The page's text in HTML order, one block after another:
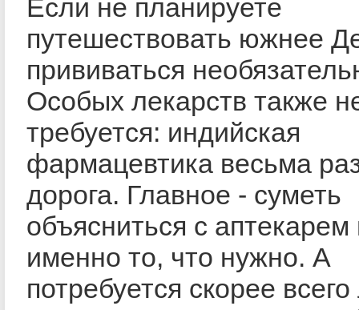
Если не планируете
путешествовать южнее
прививаться
Особых лекарств также
требуется: индийская
фармацевтика весьма
дорога. Главное - суметь
объясниться с аптекарем
именно то, что нужно. А
потребуется скорее